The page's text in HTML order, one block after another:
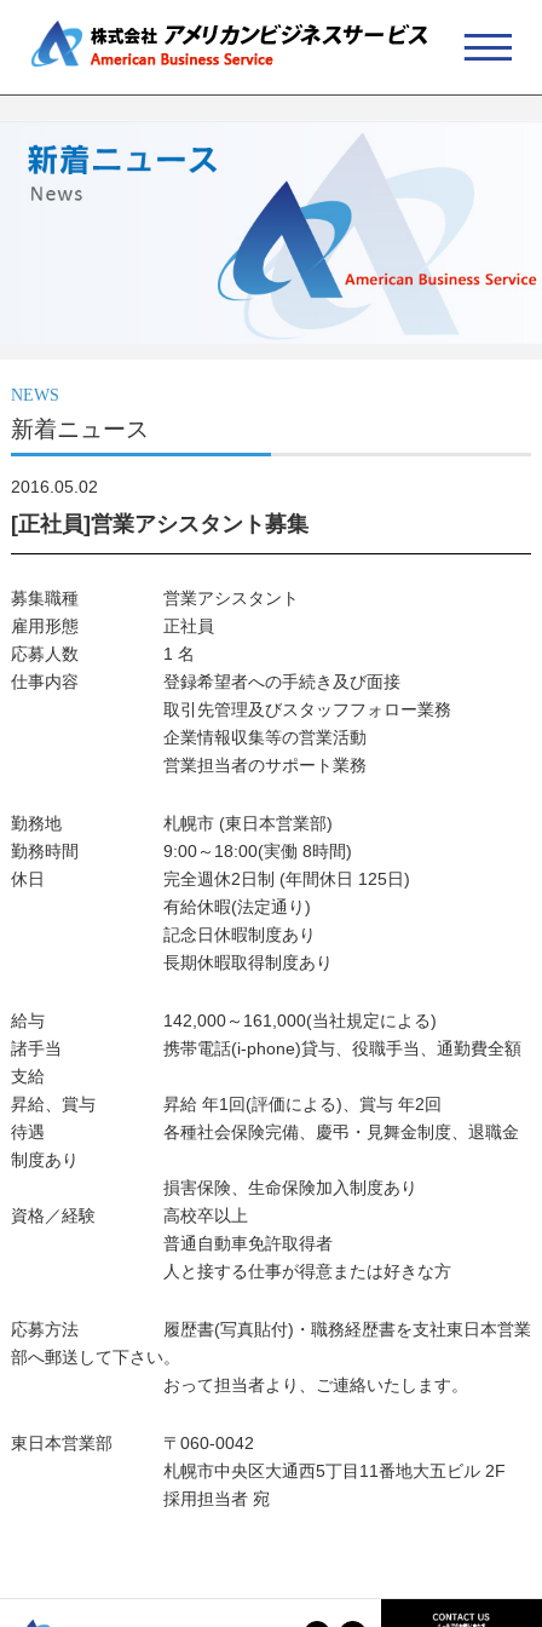
NEWS
新着ニュース
2016.05.02
[正社員]営業アシスタント募集
募集職種 営業アシスタント
雇用形態 正社員
応募人数 1 名
仕事内容 登録希望者への手続き及び面接
取引先管理及びスタッフフォロー業務
企業情報収集等の営業活動
営業担当者のサポート業務
勤務地 札幌市 (東日本営業部)
勤務時間 9:00～18:00(実働 8時間)
休日 完全週休2日制 (年間休日 125日)
有給休暇(法定通り)
記念日休暇制度あり
長期休暇取得制度あり
給与 142,000～161,000(当社規定による)
諸手当 携帯電話(i-phone)貸与、役職手当、通勤費全額
支給
昇給、賞与 昇給 年1回(評価による)、賞与 年2回
待遇 各種社会保険完備、慶弔・見舞金制度、退職金
制度あり
損害保険、生命保険加入制度あり
資格／経験 高校卒以上
普通自動車免許取得者
人と接する仕事が得意または好きな方
応募方法 履歴書(写真貼付)・職務経歴書を支社東日本営業
部へ郵送して下さい。
おって担当者より、ご連絡いたします。
東日本営業部 〒060-0042
札幌市中央区大通西5丁目11番地大五ビル 2F
採用担当者 宛